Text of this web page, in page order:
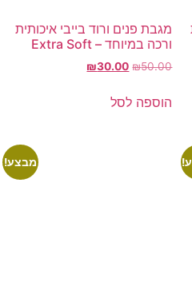
מגבת פנים ורוד בייבי איכותית
ורכה במיוחד – Extra Soft
₪50.00
₪30.00
הוספה לסל
מבצע!